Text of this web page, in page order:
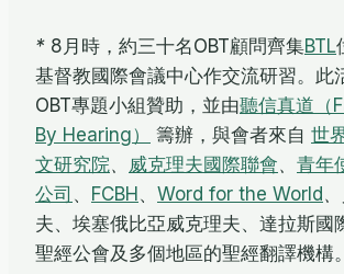
* 8月時，約三十名OBT顧問齊集BTL
基督教國際會議中心作交流研習。此
OBT專題小組贊助，並由聽信真道（
By Hearing）
籌辦，與會者來自 世
文研究院、 威克理夫國際聯會、 青年
公司 、 FCBH、 Word for the World、
夫、埃塞俄比亞威克理夫、達拉斯國
聖經公會及多個地區的聖經翻譯機構。